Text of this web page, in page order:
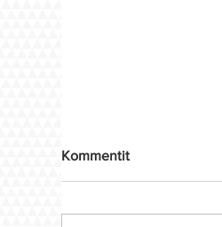
Kommentit